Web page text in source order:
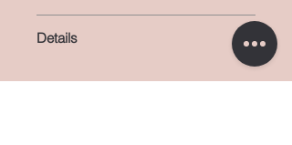
colore: bianco, nero e rosso
Details